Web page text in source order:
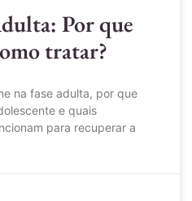
Por que
tratar?
na fase adulta, por que
e quais
para recuperar a